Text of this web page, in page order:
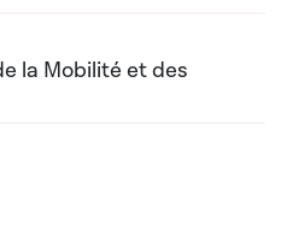
la Mobilité et des